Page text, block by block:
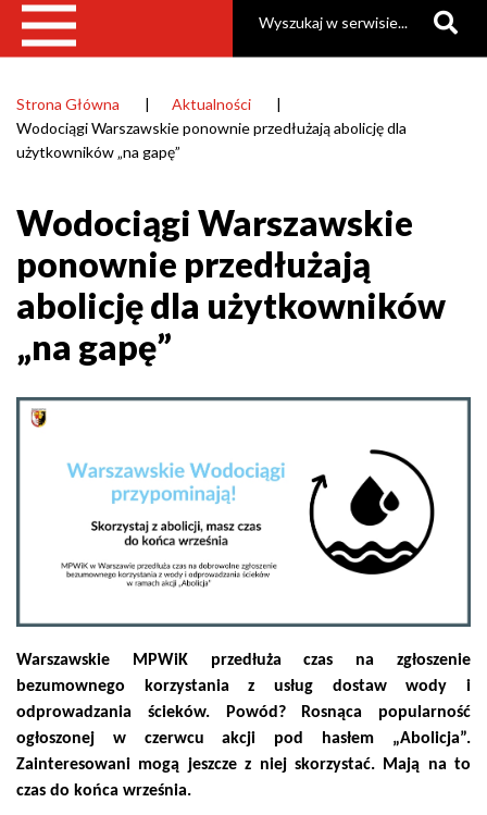
Ścieżka
nawigacyjna
Strona Główna
Aktualności
Wodociągi Warszawskie ponownie przedłużają abolicję dla
użytkowników „na gapę”
Wodociągi Warszawskie
ponownie przedłużają
abolicję dla użytkowników
„na gapę”
Warszawskie MPWiK przedłuża czas na zgłoszenie
bezumownego korzystania z usług dostaw wody i
odprowadzania ścieków. Powód? Rosnąca popularność
ogłoszonej w czerwcu akcji pod hasłem „Abolicja”.
Zainteresowani mogą jeszcze z niej skorzystać. Mają na to
czas do końca września.